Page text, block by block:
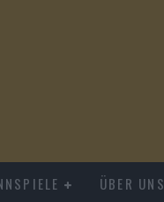
ÜBER UNS